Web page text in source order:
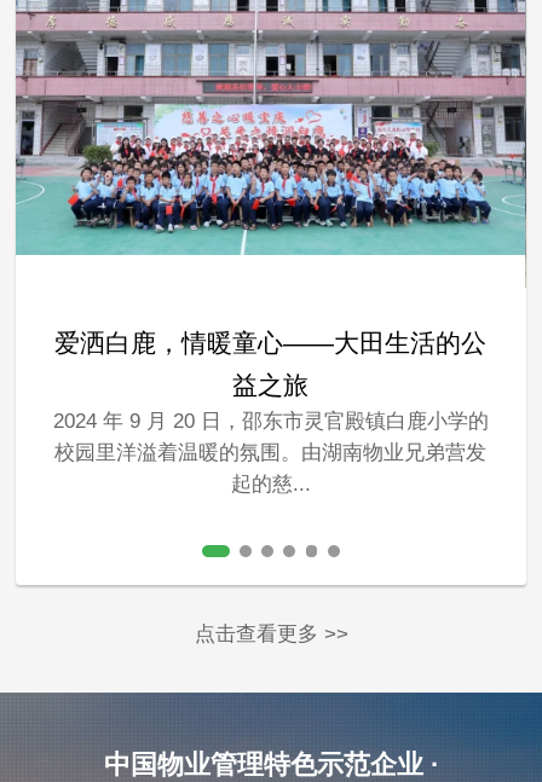
爱洒白鹿，情暖童心——大田生活的公
益之旅
2024 年 9 月 20 日，邵东市灵官殿镇白鹿小学的
校园里洋溢着温暖的氛围。由湖南物业兄弟营发
起的慈...
点击查看更多 >>
中国物业管理特色示范企业 ·